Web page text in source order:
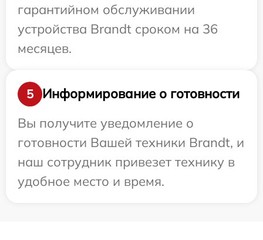
гарантийном обслуживании
устройства Brandt сроком на 36
месяцев.
5
Информирование о готовности
Вы получите уведомление о
готовности Вашей техники Brandt, и
наш сотрудник привезет технику в
удобное место и время.